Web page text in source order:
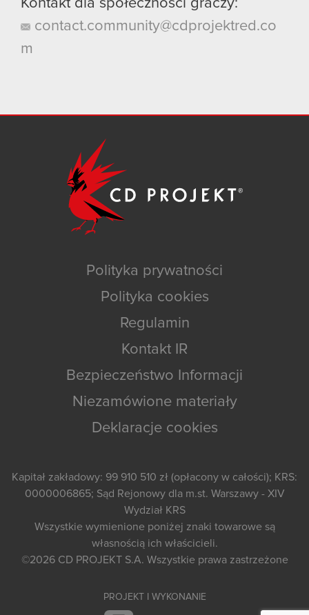
Kontakt dla społeczności graczy:
contact.community@cdprojektred.co
m
Polityka prywatności
Polityka cookies
Regulamin
Kontakt IR
Bezpieczeństwo Informacji
Niezamówione materiały
Deklaracje cookies
Kapitał zakładowy: 99 910 510 zł (opłacony w całości); KRS:
0000006865; Sąd Rejonowy dla m.st. Warszawy - XIV
Wydział KRS
Wszystkie wymienione poniżej znaki towarowe są
własnością ich właścicieli.
©2026 CD PROJEKT S.A. Wszystkie prawa zastrzeżone
PROJEKT I WYKONANIE